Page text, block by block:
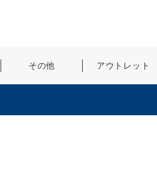
その他 アウトレット